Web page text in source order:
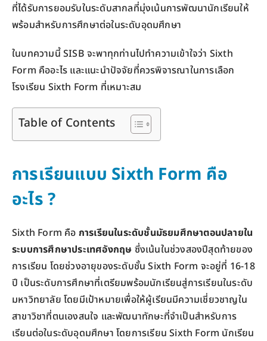
ที่ได้รับการยอมรับในระดับสากลที่มุ่งเน้นการพัฒนานักเรียนให้
พร้อมสำหรับการศึกษาต่อในระดับอุดมศึกษา
ในบทความนี้ SISB จะพาทุกท่านไปทำความเข้าใจว่า Sixth
Form คืออะไร และแนะนำปัจจัยที่ควรพิจารณาในการเลือก
โรงเรียน Sixth Form ที่เหมาะสม
Table of Contents
การเรียนแบบ Sixth Form คือ
อะไร ?
Sixth Form คือ การเรียนในระดับชั้นมัธยมศึกษาตอนปลายใน
ระบบการศึกษาประเทศอังกฤษ ซึ่งเน้นในช่วงสองปีสุดท้ายของ
การเรียน โดยช่วงอายุของระดับชั้น Sixth Form จะอยู่ที่ 16-18
ปี เป็นระดับการศึกษาที่เตรียมพร้อมนักเรียนสู่การเรียนในระดับ
มหาวิทยาลัย โดยมีเป้าหมายเพื่อให้ผู้เรียนมีความเชี่ยวชาญใน
สาขาวิชาที่ตนเองสนใจ และพัฒนาทักษะที่จำเป็นสำหรับการ
เรียนต่อในระดับอุดมศึกษา โดยการเรียน Sixth Form นักเรียน